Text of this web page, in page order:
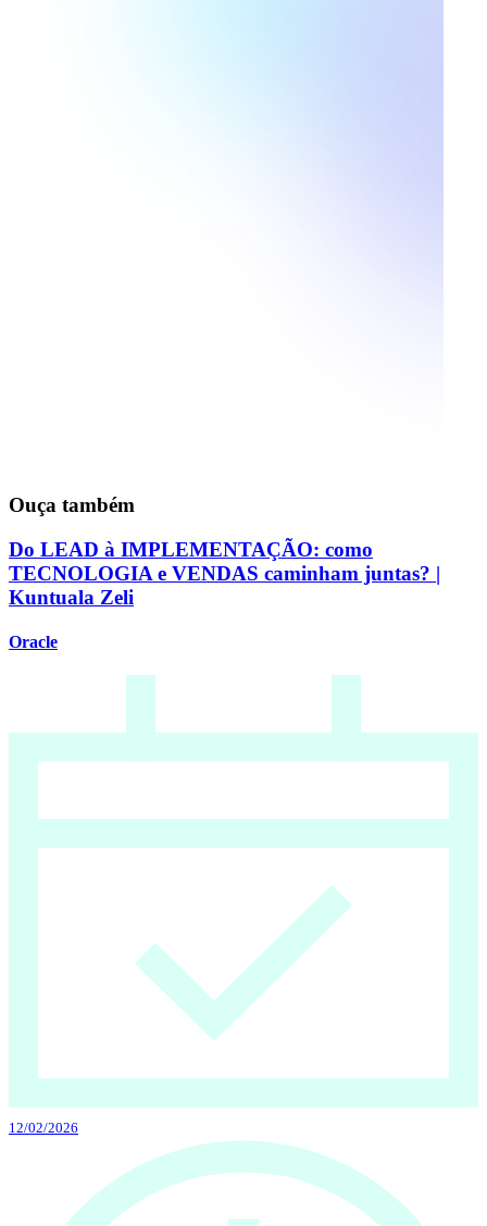
Ouça também
Do LEAD à IMPLEMENTAÇÃO: como
TECNOLOGIA e VENDAS caminham juntas? |
Kuntuala Zeli
Oracle
12/02/2026